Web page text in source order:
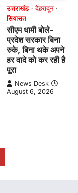
उत्तराखंड
देहरादून
सियासत
सीएम धामी बोले-
प्रदेश सरकार बिना
रुके, बिना थके अपने
हर वादे को कर रही है
पूरा
News Desk
August 6, 2026